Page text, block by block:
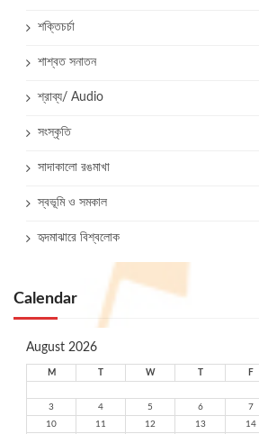
শক্তিচর্চা
শাশ্বত সনাতন
শ্রাব্য/ Audio
সংস্কৃতি
সাদাকালো রঙমাখা
স্বভূমি ও সমকাল
হৃদমাঝারে বিশ্বলোক
Calendar
August 2026
M W F
3
4 5 6 7
10
11 12 13 14